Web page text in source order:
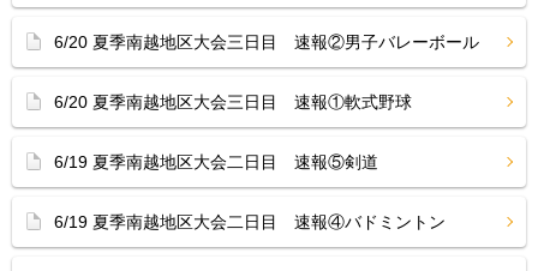
6/20 夏季南越地区大会三日目 速報②男子バレーボール
6/20 夏季南越地区大会三日目 速報①軟式野球
6/19 夏季南越地区大会二日目 速報⑤剣道
6/19 夏季南越地区大会二日目 速報④バドミントン